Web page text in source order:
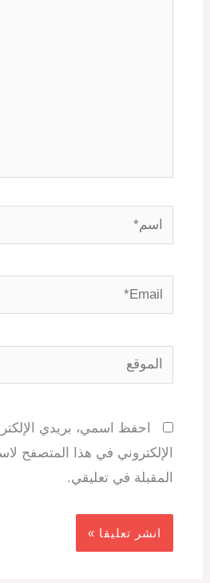
اسم*
Email*
الموقع
احفظ اسمي، بريدي
الإلكتروني في هذا المتصفح
المقبلة في تعليقي.